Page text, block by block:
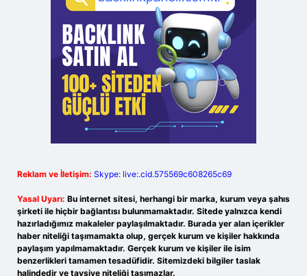
Reklam ve İletişim: Skype: live:.cid.575569c608265c69
Yasal Uyarı: Bu internet sitesi, herhangi bir marka, kurum veya şahıs
şirketi ile hiçbir bağlantısı bulunmamaktadır. Sitede yalnızca kendi
hazırladığımız makaleler paylaşılmaktadır. Burada yer alan içerikler
haber niteliği taşımamakta olup, gerçek kurum ve kişiler hakkında
paylaşım yapılmamaktadır. Gerçek kurum ve kişiler ile isim
benzerlikleri tamamen tesadüfidir. Sitemizdeki bilgiler taslak
halindedir ve tavsiye niteliği taşımazlar.